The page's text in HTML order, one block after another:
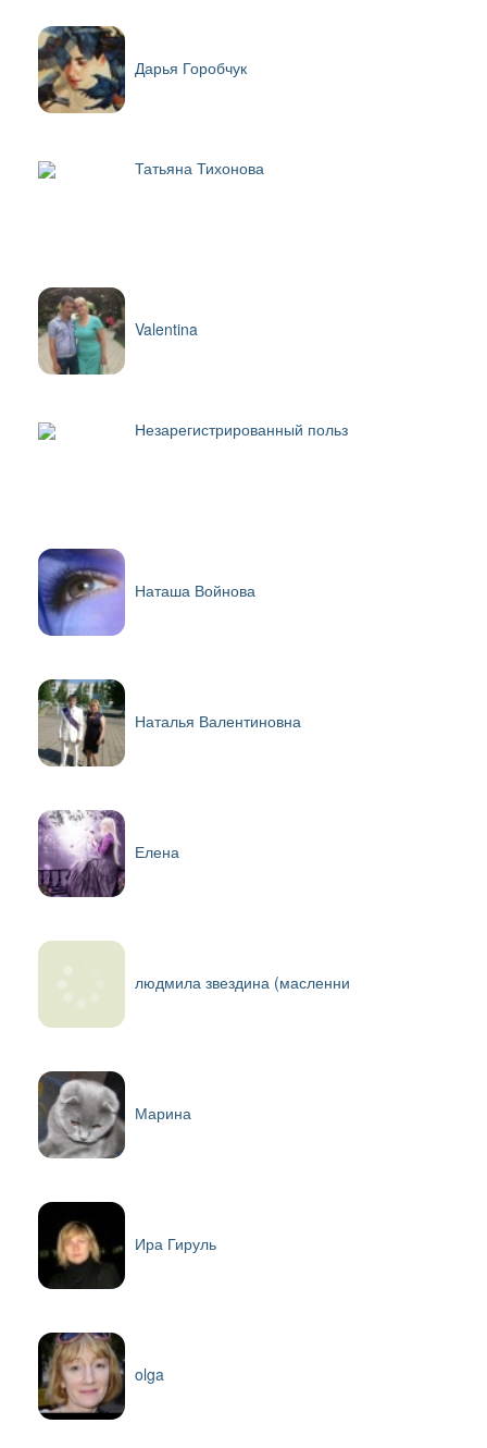
Дарья Горобчук
Татьяна Тихонова
Valentina
Незарегистрированный польз
Наташа Войнова
Наталья Валентиновна
Елена
людмила звездина (масленни
Марина
Ира Гируль
olga